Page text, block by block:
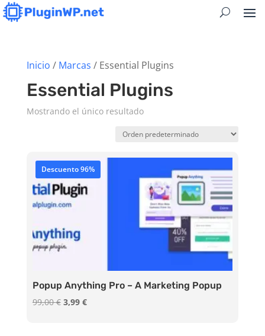
Inicio / Marcas / Essential Plugins
Essential Plugins
Mostrando el único resultado
Descuento 96%
Popup Anything Pro – A Marketing Popup
99,00€ El
3,99 €El